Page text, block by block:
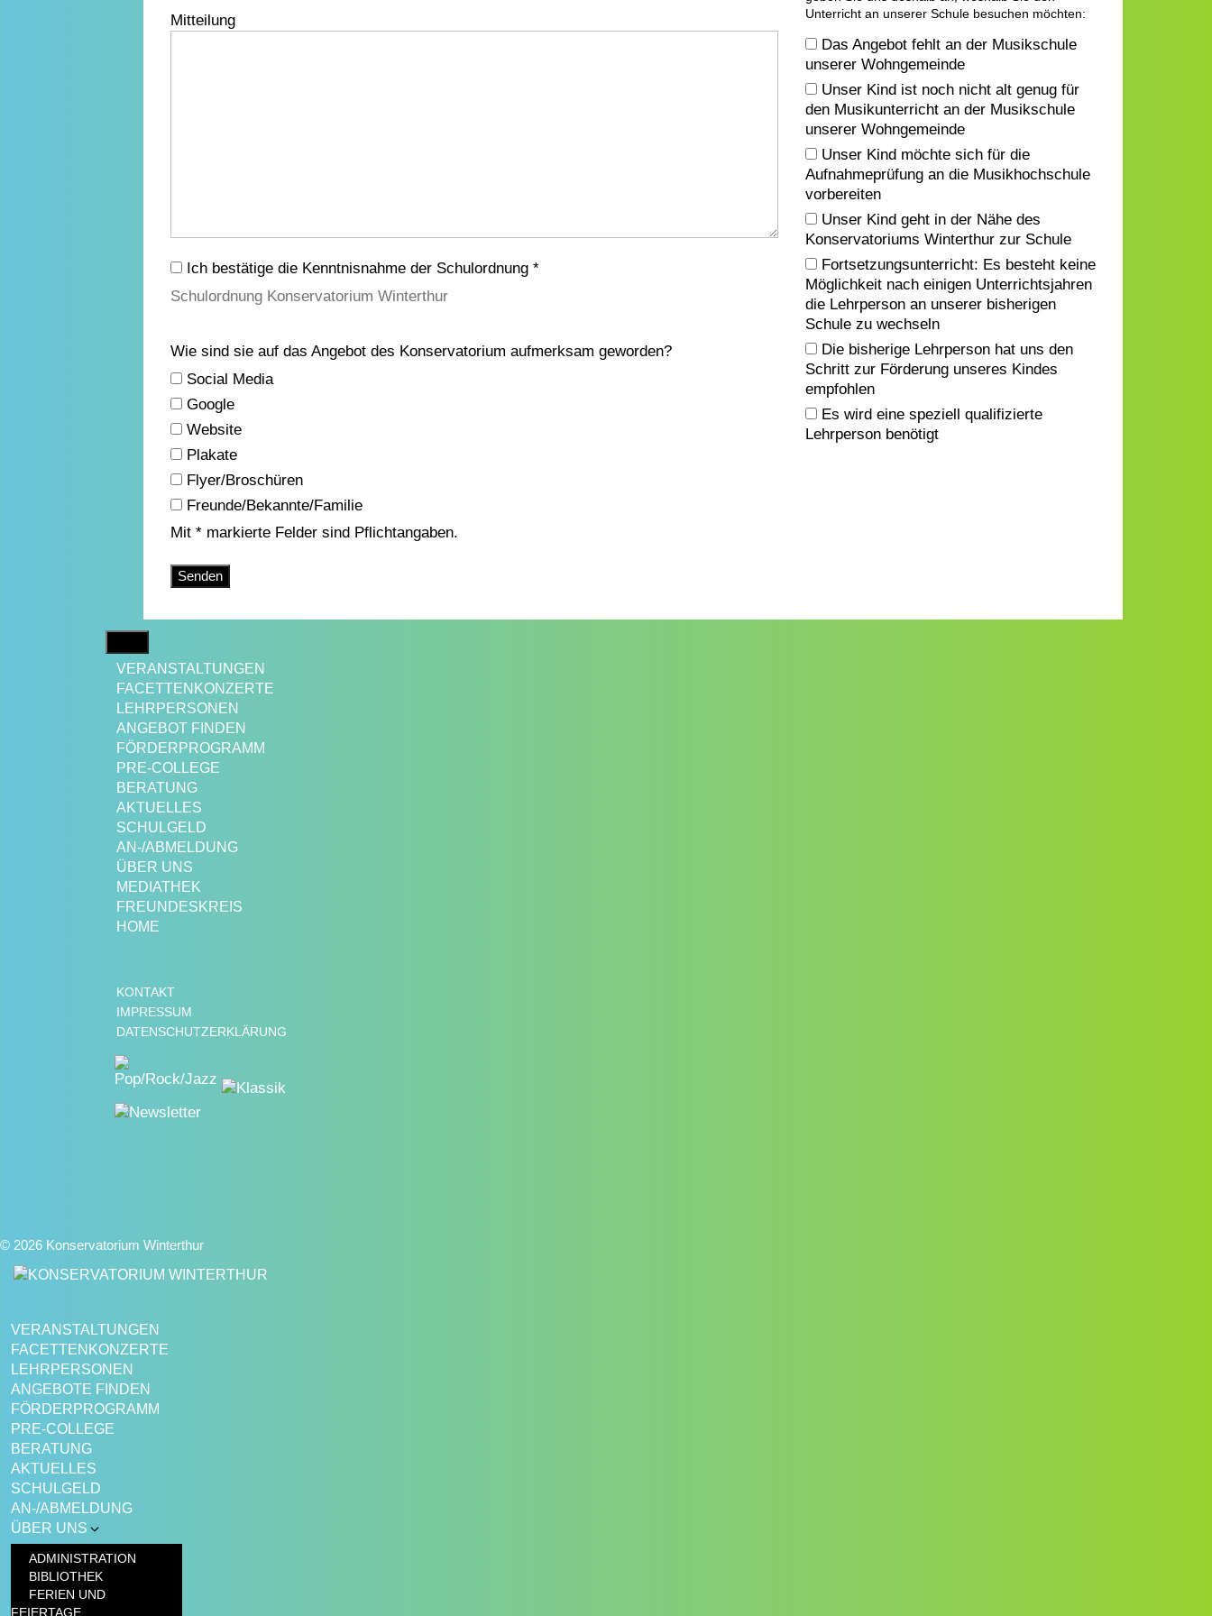
Mitteilung
Ich bestätige die Kenntnisnahme der Schulordnung *
Schulordnung Konservatorium Winterthur
Wie sind sie auf das Angebot des Konservatorium aufmerksam geworden?
Social Media
Google
Website
Plakate
Flyer/Broschüren
Freunde/Bekannte/Familie
Unterricht an unserer Schule besuchen möchten:
Das Angebot fehlt an der Musikschule
unserer Wohngemeinde
Unser Kind ist noch nicht alt genug für
den Musikunterricht an der Musikschule
unserer Wohngemeinde
Unser Kind möchte sich für die
Aufnahmeprüfung an die Musikhochschule
vorbereiten
Unser Kind geht in der Nähe des
Konservatoriums Winterthur zur Schule
Fortsetzungsunterricht: Es besteht keine
Möglichkeit nach einigen Unterrichtsjahren
die Lehrperson an unserer bisherigen
Schule zu wechseln
Die bisherige Lehrperson hat uns den
Schritt zur Förderung unseres Kindes
empfohlen
Es wird eine speziell qualifizierte
Lehrperson benötigt
Mit * markierte Felder sind Pflichtangaben.
Bitte lasse dieses Feld leer.
VERANSTALTUNGEN
FACETTENKONZERTE
LEHRPERSONEN
ANGEBOT FINDEN
FÖRDERPROGRAMM
PRE-COLLEGE
BERATUNG
AKTUELLES
SCHULGELD
AN-/ABMELDUNG
ÜBER UNS
MEDIATHEK
FREUNDESKREIS
HOME
KONTAKT
IMPRESSUM
DATENSCHUTZERKLÄRUNG
© 2026 Konservatorium Winterthur
VERANSTALTUNGEN
FACETTENKONZERTE
LEHRPERSONEN
ANGEBOTE FINDEN
FÖRDERPROGRAMM
PRE-COLLEGE
BERATUNG
AKTUELLES
SCHULGELD
AN-/ABMELDUNG
ÜBER UNS
ADMINISTRATION
BIBLIOTHEK
FERIEN UND
FEIERTAGE